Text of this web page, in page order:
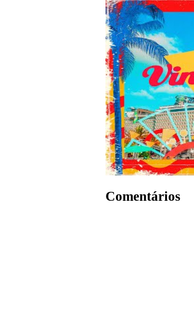
Comentários